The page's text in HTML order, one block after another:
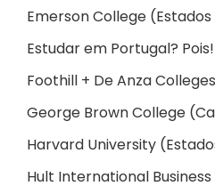
Emerson College
Estudar em Portugal?
Foothill + De Anza
George Brown College
Harvard University
Hult International